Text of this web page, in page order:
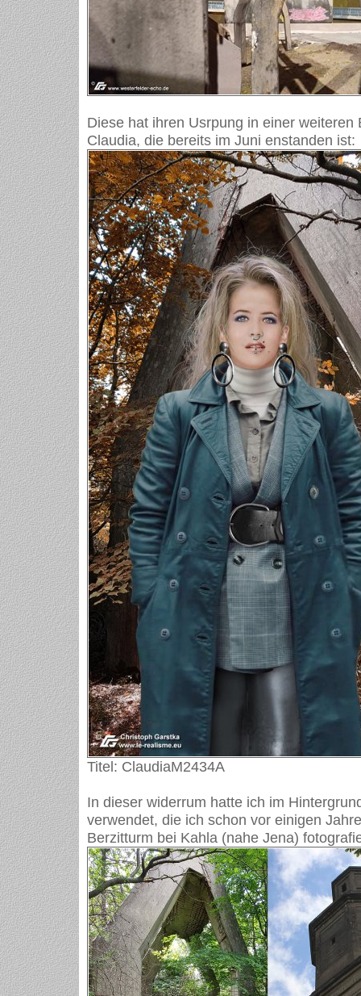
Diese hat ihren Usrpung in einer weiteren
Claudia, die bereits im Juni enstanden ist:
Titel: ClaudiaM2434A
In dieser widerrum hatte ich im
verwendet, die ich schon vor einigen
Berzitturm bei Kahla (nahe Jena)